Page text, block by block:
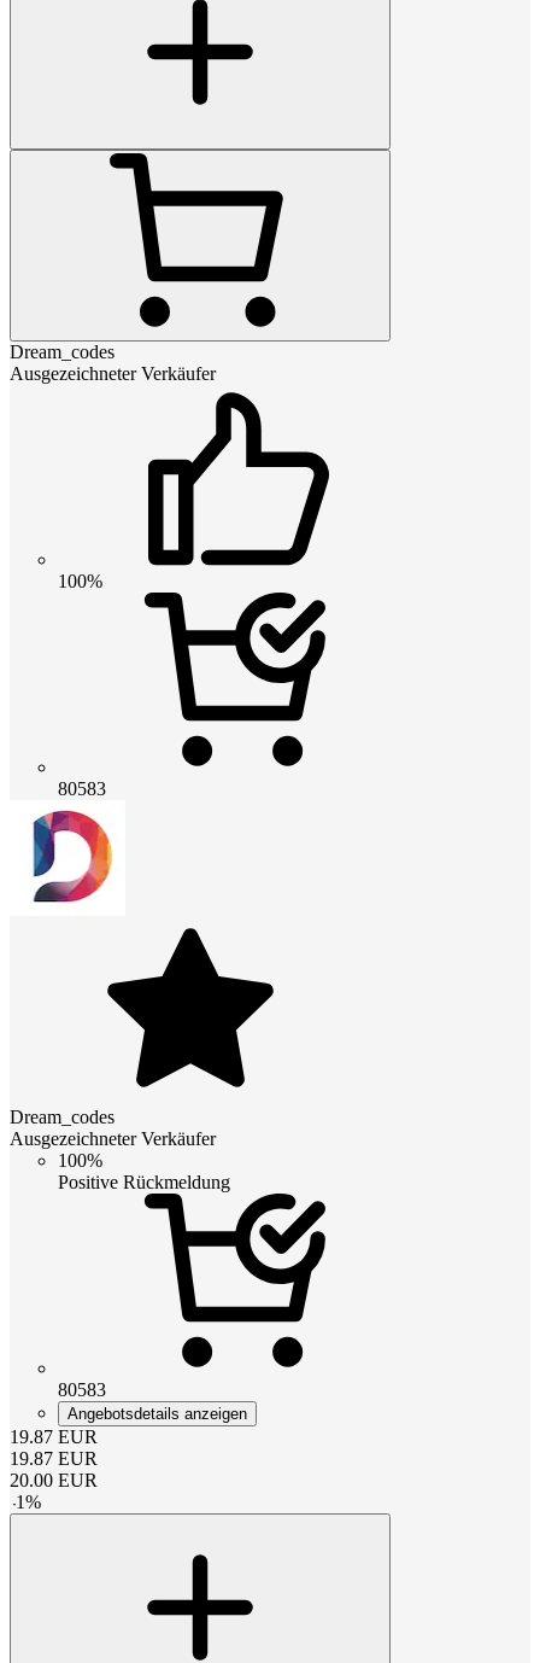
Dream_codes
Ausgezeichneter Verkäufer
100%
80583
Dream_codes
Ausgezeichneter Verkäufer
100%
Positive Rückmeldung
80583
Angebotsdetails anzeigen
19.87 EUR
19.87 EUR
20.00 EUR
-1%